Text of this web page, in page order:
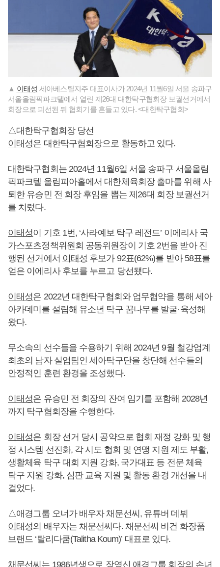
▲ 이태성 세아베스틸지주 대표이사가 2024년 11월6일 서울 송파구
서울올림픽파크텔에서 열린 제26대 대한탁구협회장 보궐선거에서
회장으로 피선된 뒤 협회기를 흔들고 있다. <대한탁구협회>
△대한탁구협회장 당선
이태성은 대한탁구협회장으로 활동하고 있다.
대한탁구협회는 2024년 11월6일 서울 송파구 서울올림
픽파크텔 올림피아홀에서 대한체육회장 출마를 위해 사
퇴한 유승민 전 회장 후임을 뽑는 제26대 회장 보궐선거
를 치렀다.
이태성이 기호 1번, ‘사라예보 탁구 레전드’ 이에리사 국
가스포츠정책위원회 공동위원장이 기호 2번을 받아 진
행된 선거에서 이태성 후보가 92표(62%)를 받아 58표를
얻은 이에리사 후보를 누르고 당선됐다.
이태성은 2022년 대한탁구협회와 업무협약을 통해 세아
아카데미를 설립해 유소년 탁구 꿈나무를 발굴·육성해
왔다.
무소속의 선수들을 수용하기 위해 2024년 9월 철강업계
최초의 남자 실업팀인 세아탁구단을 창단해 선수들의
안정적인 훈련 환경을 조성했다.
이태성은 유승민 전 회장의 잔여 임기를 포함해 2028년
까지 탁구협회장을 수행한다.
이태성은 회장 선거 당시 공약으로 협회 재정 강화 및 행
정 시스템 선진화, 각 시도 협회 및 연맹 지원 제도 부활,
생활체육 탁구 대회 지원 강화, 국가대표 등 전문 체육
탁구 지원 강화, 심판 교육 지원 및 활동 환경 개선을 내
걸었다.
△애경그룹 오너가 배우자 채문선씨, 유튜버 데뷔
이태성의 배우자는 채문선씨다. 채문선씨 비건 화장품
브랜드 ‘탈리다쿰(Talitha Koum)’ 대표로 있다.
채문선씨는 1986년생으로 장영신 애경그룹 회장의 손녀